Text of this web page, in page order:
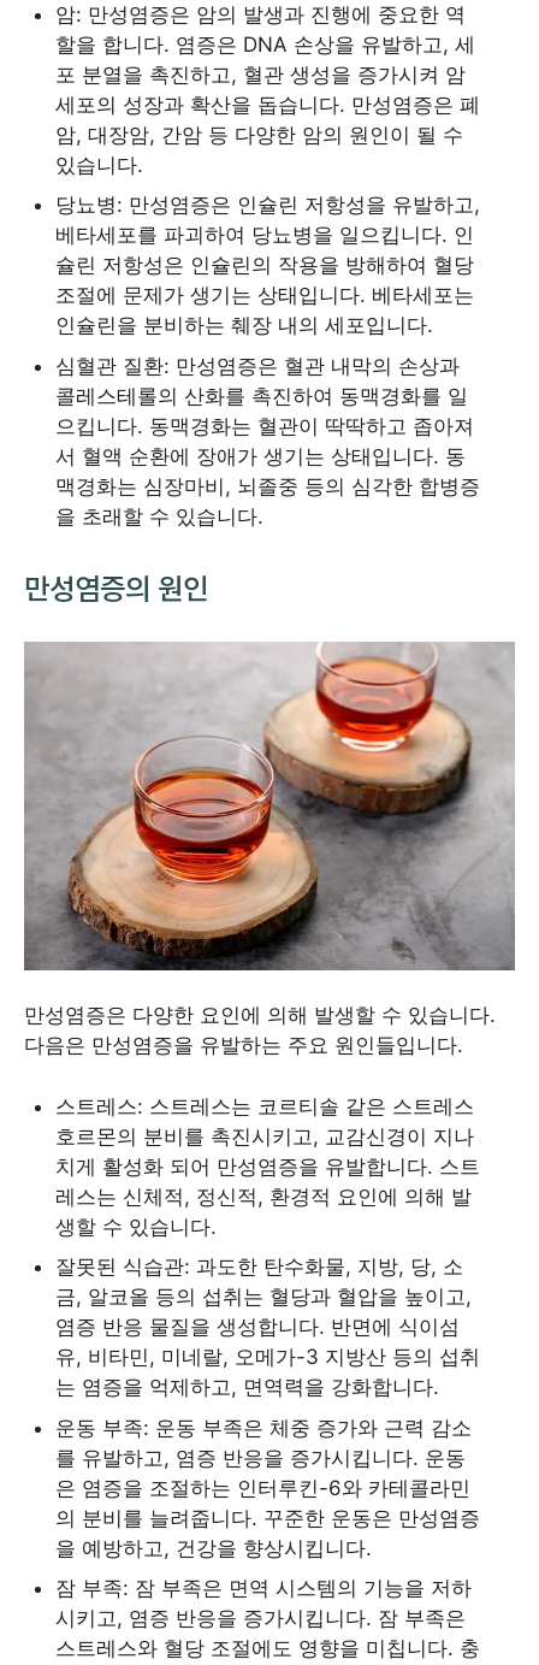
암: 만성염증은 암의 발생과 진행에 중요한 역
할을 합니다. 염증은 DNA 손상을 유발하고, 세
포 분열을 촉진하고, 혈관 생성을 증가시켜 암
세포의 성장과 확산을 돕습니다. 만성염증은 폐
암, 대장암, 간암 등 다양한 암의 원인이 될 수
있습니다.
당뇨병: 만성염증은 인슐린 저항성을 유발하고,
베타세포를 파괴하여 당뇨병을 일으킵니다. 인
슐린 저항성은 인슐린의 작용을 방해하여 혈당
조절에 문제가 생기는 상태입니다. 베타세포는
인슐린을 분비하는 췌장 내의 세포입니다.
심혈관 질환: 만성염증은 혈관 내막의 손상과
콜레스테롤의 산화를 촉진하여 동맥경화를 일
으킵니다. 동맥경화는 혈관이 딱딱하고 좁아져
서 혈액 순환에 장애가 생기는 상태입니다. 동
맥경화는 심장마비, 뇌졸중 등의 심각한 합병증
을 초래할 수 있습니다.
만성염증의 원인
만성염증은 다양한 요인에 의해 발생할 수 있습니다.
다음은 만성염증을 유발하는 주요 원인들입니다.
스트레스: 스트레스는 코르티솔 같은 스트레스
호르몬의 분비를 촉진시키고, 교감신경이 지나
치게 활성화 되어 만성염증을 유발합니다. 스트
레스는 신체적, 정신적, 환경적 요인에 의해 발
생할 수 있습니다.
잘못된 식습관: 과도한 탄수화물, 지방, 당, 소
금, 알코올 등의 섭취는 혈당과 혈압을 높이고,
염증 반응 물질을 생성합니다. 반면에 식이섬
유, 비타민, 미네랄, 오메가-3 지방산 등의 섭취
는 염증을 억제하고, 면역력을 강화합니다.
운동 부족: 운동 부족은 체중 증가와 근력 감소
를 유발하고, 염증 반응을 증가시킵니다. 운동
은 염증을 조절하는 인터루킨-6와 카테콜라민
의 분비를 늘려줍니다. 꾸준한 운동은 만성염증
을 예방하고, 건강을 향상시킵니다.
잠 부족: 잠 부족은 면역 시스템의 기능을 저하
시키고, 염증 반응을 증가시킵니다. 잠 부족은
스트레스와 혈당 조절에도 영향을 미칩니다. 충